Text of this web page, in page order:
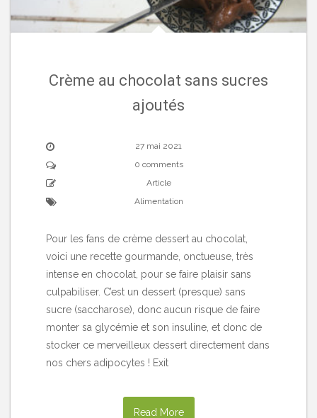
Crème au chocolat sans sucres
ajoutés
27 mai 2021
0 comments
Article
Alimentation
Pour les fans de crème dessert au chocolat,
voici une recette gourmande, onctueuse, très
intense en chocolat, pour se faire plaisir sans
culpabiliser. C’est un dessert (presque) sans
sucre (saccharose), donc aucun risque de faire
monter sa glycémie et son insuline, et donc de
stocker ce merveilleux dessert directement dans
nos chers adipocytes ! Exit
Read More